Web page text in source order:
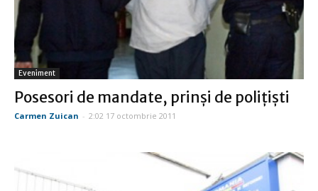
Eveniment
Posesori de mandate, prinşi de poliţişti
Carmen Zuican - 2:02 17 octombrie 2011